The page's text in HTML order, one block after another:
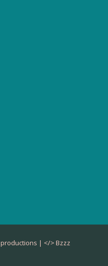
| </>Bzzz